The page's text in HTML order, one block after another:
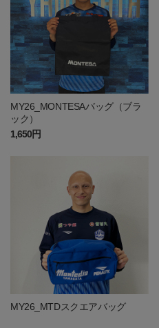
MY26_MONTESAバッグ（ブラ
ック）
1,650円
MY26_MTDスクエアバッグ